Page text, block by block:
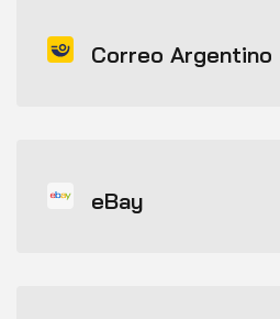
Correo Argentino
eBay